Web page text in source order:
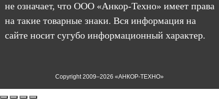
не означает, что ООО «Анкор-Техно» имеет права
на такие товарные знаки. Вся информация на
сайте носит сугубо информационный характер.
Copyright 2009–2026 «АНКОР-ТЕХНО»